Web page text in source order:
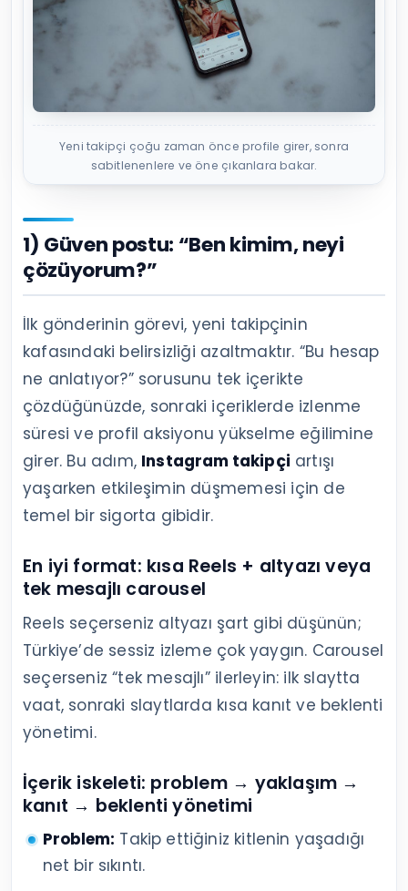
Yeni takipçi çoğu zaman önce profile girer, sonra
sabitlenenlere ve öne çıkanlara bakar.
1) Güven postu: “Ben kimim, neyi
çözüyorum?”
İlk gönderinin görevi, yeni takipçinin
kafasındaki belirsizliği azaltmaktır. “Bu hesap
ne anlatıyor?” sorusunu tek içerikte
çözdüğünüzde, sonraki içeriklerde izlenme
süresi ve profil aksiyonu yükselme eğilimine
girer. Bu adım, Instagram takipçi artışı
yaşarken etkileşimin düşmemesi için de
temel bir sigorta gibidir.
En iyi format: kısa Reels + altyazı veya
tek mesajlı carousel
Reels seçerseniz altyazı şart gibi düşünün;
Türkiye’de sessiz izleme çok yaygın. Carousel
seçerseniz “tek mesajlı” ilerleyin: ilk slaytta
vaat, sonraki slaytlarda kısa kanıt ve beklenti
yönetimi.
İçerik iskeleti: problem → yaklaşım →
kanıt → beklenti yönetimi
Problem: Takip ettiğiniz kitlenin yaşadığı
net bir sıkıntı.